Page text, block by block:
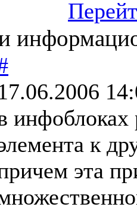
инфоблоках
к
эта